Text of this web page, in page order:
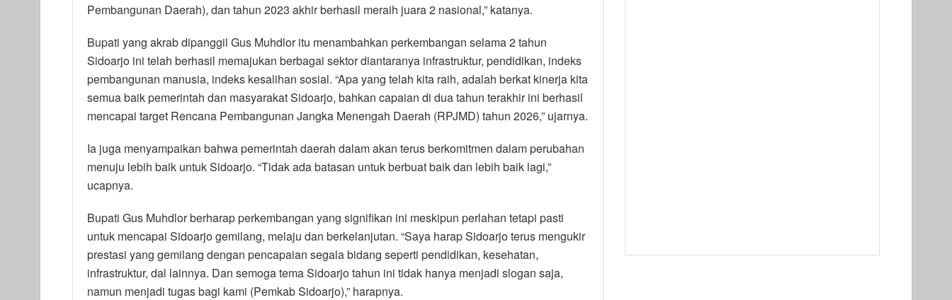
Pembangunan Daerah), dan tahun 2023 akhir berhasil meraih juara 2 nasional,” katanya.
Bupati yang akrab dipanggil Gus Muhdlor itu menambahkan perkembangan selama 2 tahun
Sidoarjo ini telah berhasil memajukan berbagai sektor diantaranya infrastruktur, pendidikan, indeks
pembangunan manusia, indeks kesalihan sosial. “Apa yang telah kita raih, adalah berkat kinerja kita
semua baik pemerintah dan masyarakat Sidoarjo, bahkan capaian di dua tahun terakhir ini berhasil
mencapai target Rencana Pembangunan Jangka Menengah Daerah (RPJMD) tahun 2026,” ujarnya.
Ia juga menyampaikan bahwa pemerintah daerah dalam akan terus berkomitmen dalam perubahan
menuju lebih baik untuk Sidoarjo. “Tidak ada batasan untuk berbuat baik dan lebih baik lagi,”
ucapnya.
Bupati Gus Muhdlor berharap perkembangan yang signifikan ini meskipun perlahan tetapi pasti
untuk mencapai Sidoarjo gemilang, melaju dan berkelanjutan. “Saya harap Sidoarjo terus mengukir
prestasi yang gemilang dengan pencapaian segala bidang seperti pendidikan, kesehatan,
infrastruktur, dal lainnya. Dan semoga tema Sidoarjo tahun ini tidak hanya menjadi slogan saja,
namun menjadi tugas bagi kami (Pemkab Sidoarjo),” harapnya.